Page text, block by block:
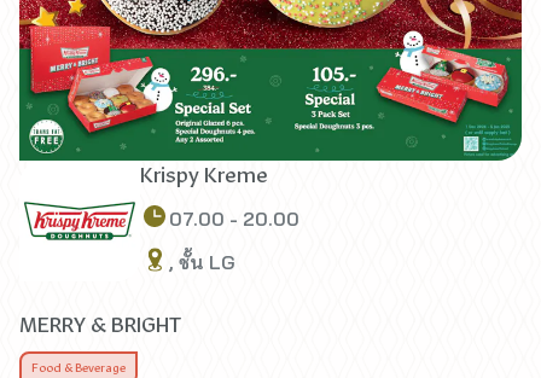
Krispy Kreme
07.00 - 20.00
, ชั้น LG
MERRY & BRIGHT
Food & Beverage